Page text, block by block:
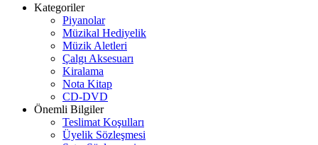
Kategoriler
Piyanolar
Müzikal Hediyelik
Müzik Aletleri
Çalgı Aksesuarı
Kiralama
Nota Kitap
CD-DVD
Önemli Bilgiler
Teslimat Koşulları
Üyelik Sözleşmesi